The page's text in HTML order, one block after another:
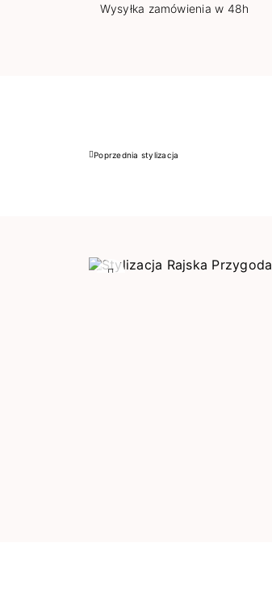
Wysyłka zamówienia w 48h
Poprzedni
Poprzednia stylizacja